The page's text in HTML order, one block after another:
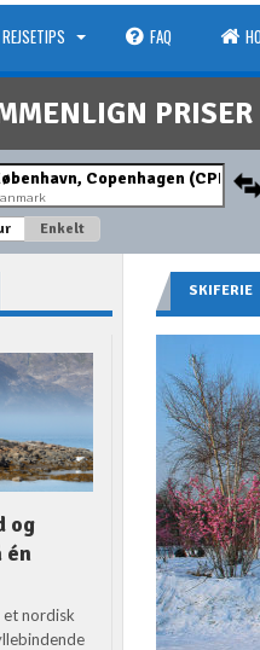
REJSETIPS FAQ
Enkelt
SKIFERIE
og
én
nordisk